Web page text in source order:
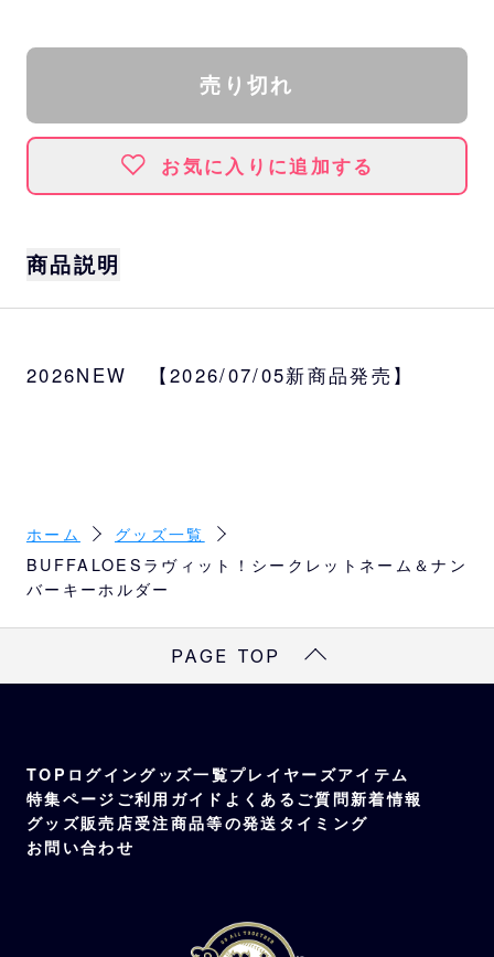
売り切れ
お気に入りに追加する
商品説明
「ラッピー」がバファローズのユニフォーム
サイズ
ラッピー：W6×H6cm以内 ネーム＆ナンバ
ー：W4×H4cm以内
選手
10選手（太田、若月、森友、西川、山下、曽
谷、宮城、紅林、廣岡、中川）
アクリル、鉄
2026NEW 【2026/07/05新商品発売】
ホーム
グッズ一覧
BUFFALOESラヴィット！シークレットネーム＆ナン
バーキーホルダー
PAGE TOP
TOP ログイングッズ一覧プレイヤーズアイテム
特集ページ ご利用ガイド よくあるご質問新着情報
グッズ販売店受注商品等の発送タイミング
お問い合わせ